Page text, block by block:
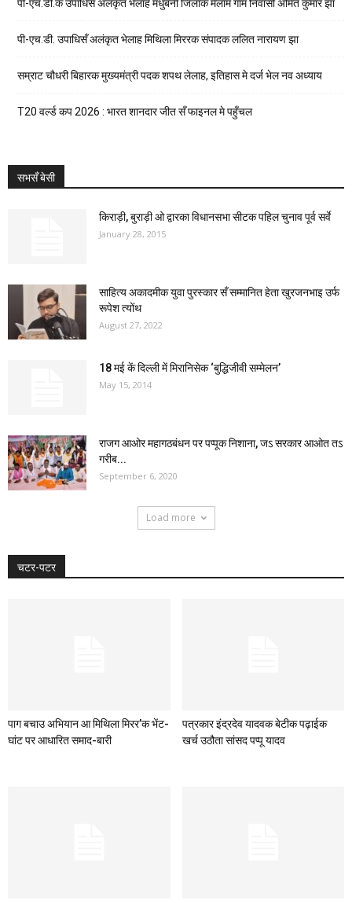
पी-एच.डी.क उपाधिसँ अलंकृत भेलाह मधुबनी जिलाक मैलाम गाम निवासी अमित कुमार झा
पी-एच.डी. उपाधिसँ अलंकृत भेलाह मिथिला मिररक संपादक ललित नारायण झा
सम्राट चौधरी बिहारक मुख्यमंत्री पदक शपथ लेलाह, इतिहास मे दर्ज भेल नव अध्याय
T20 वर्ल्ड कप 2026 : भारत शानदार जीत सँ फाइनल मे पहुँचल
सभसँ बेसी
किराड़ी, बुराड़ी ओ द्वारका विधानसभा सीटक पहिल चुनाव पूर्व सर्वे
January 28, 2015
साहित्य अकादमीक युवा पुरस्कार सँ सम्मानित हेता खुरजनभाइ उर्फ
रूपेश त्योंथ
August 27, 2022
18 मई कें दिल्ली में मिरानिसेक ‘बुद्धिजीवी सम्मेलन’
May 15, 2014
राजग आओर महागठबंधन पर पप्पूक निशाना, जऽ सरकार आओत तऽ
गरीब...
September 6, 2020
Load more
चटर-पटर
पाग बचाउ अभियान आ मिथिला मिरर’क भेंट-
घांट पर आधारित समाद-बारी
पत्रकार इंद्रदेव यादवक बेटीक पढ़ाईक
खर्च उठौता सांसद पप्पू यादव